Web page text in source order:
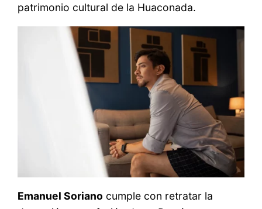
patrimonio cultural de la Huaconada.
Emanuel Soriano cumple con retratar la